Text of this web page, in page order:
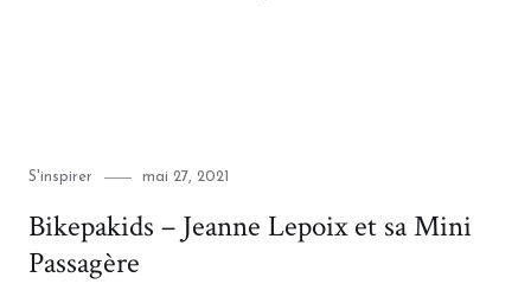
Category
S'inspirer
Posted
mai 27, 2021
Bikepakids – Jeanne Lepoix et sa Mini
Passagère